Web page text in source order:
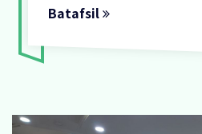
Batafsil